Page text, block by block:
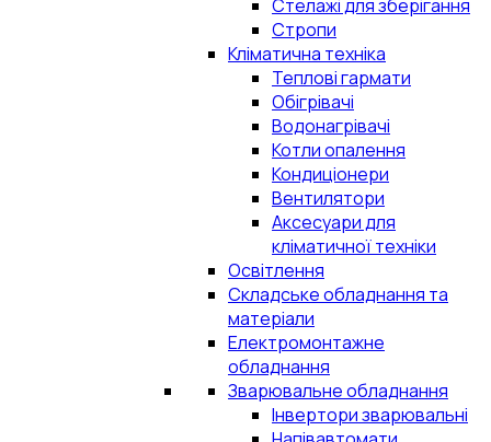
Стелажі для зберігання
Стропи
Кліматична техніка
Теплові гармати
Обігрівачі
Водонагрівачі
Котли опалення
Кондиціонери
Вентилятори
Аксесуари для
кліматичної техніки
Освітлення
Складське обладнання та
матеріали
Електромонтажне
обладнання
Зварювальне обладнання
Інвертори зварювальні